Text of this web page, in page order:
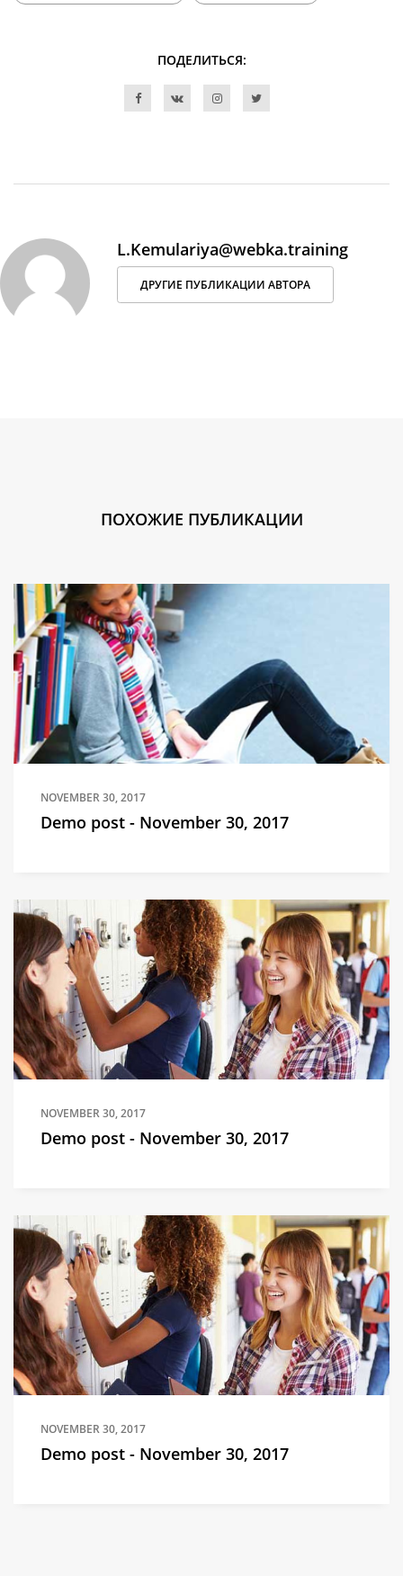
ПОДЕЛИТЬСЯ:
L.Kemulariya@webka.training
ДРУГИЕ ПУБЛИКАЦИИ АВТОРА
ПОХОЖИЕ ПУБЛИКАЦИИ
NOVEMBER 30, 2017
Demo post - November 30, 2017
NOVEMBER 30, 2017
Demo post - November 30, 2017
NOVEMBER 30, 2017
Demo post - November 30, 2017